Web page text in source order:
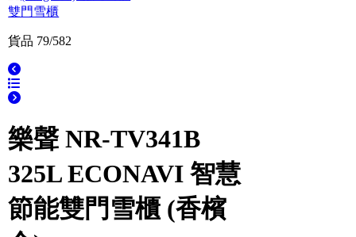
雙門雪櫃
貨品 79/582
樂聲 NR-TV341B
325L ECONAVI 智慧
節能雙門雪櫃 (香檳